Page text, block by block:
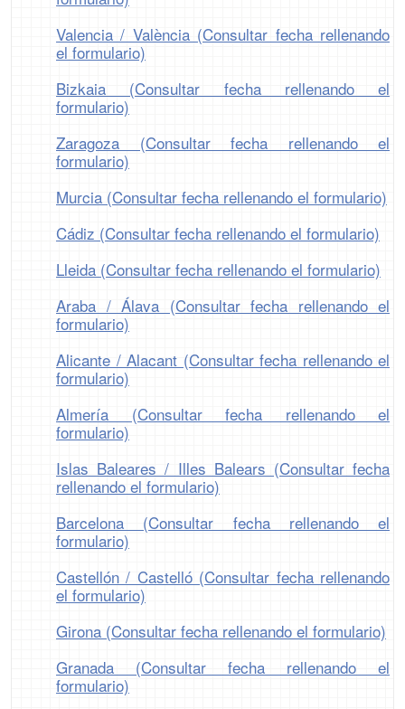
Valencia / València (Consultar fecha rellenando
el formulario)
Bizkaia (Consultar fecha rellenando el
formulario)
Zaragoza (Consultar fecha rellenando el
formulario)
Murcia (Consultar fecha rellenando el formulario)
Cádiz (Consultar fecha rellenando el formulario)
Lleida (Consultar fecha rellenando el formulario)
Araba / Álava (Consultar fecha rellenando el
formulario)
Alicante / Alacant (Consultar fecha rellenando el
formulario)
Almería (Consultar fecha rellenando el
formulario)
Islas Baleares / Illes Balears (Consultar fecha
rellenando el formulario)
Barcelona (Consultar fecha rellenando el
formulario)
Castellón / Castelló (Consultar fecha rellenando
el formulario)
Girona (Consultar fecha rellenando el formulario)
Granada (Consultar fecha rellenando el
formulario)